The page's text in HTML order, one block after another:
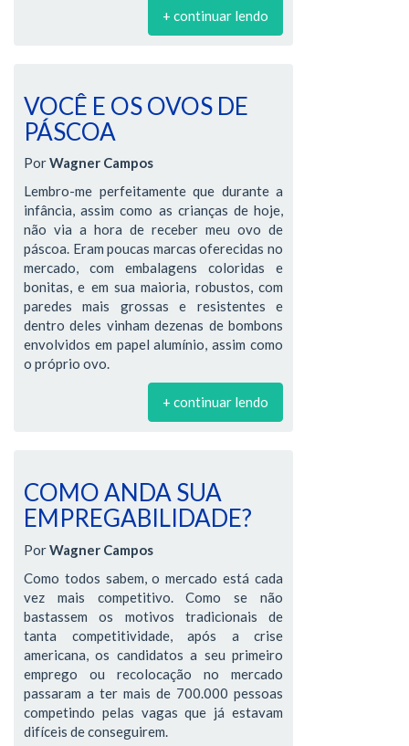
+ continuar lendo
VOCÊ E OS OVOS DE
PÁSCOA
PorWagner Campos
Lembro-me perfeitamente que durante a
infância, assim como as crianças de hoje,
não via a hora de receber meu ovo de
páscoa. Eram poucas marcas oferecidas no
mercado, com embalagens coloridas e
bonitas, e em sua maioria, robustos, com
paredes mais grossas e resistentes e
dentro deles vinham dezenas de bombons
envolvidos em papel alumínio, assim como
o próprio ovo.
+ continuar lendo
COMO ANDA SUA
EMPREGABILIDADE?
PorWagner Campos
Como todos sabem, o mercado está cada
vez mais competitivo. Como se não
bastassem os motivos tradicionais de
tanta competitividade, após a crise
americana, os candidatos a seu primeiro
emprego ou recolocação no mercado
passaram a ter mais de 700.000 pessoas
competindo pelas vagas que já estavam
difíceis de conseguirem.